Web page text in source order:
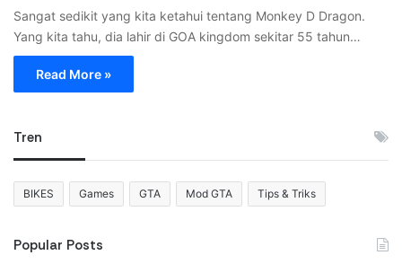
Sangat sedikit yang kita ketahui tentang Monkey D Dragon.
Yang kita tahu, dia lahir di GOA kingdom sekitar 55 tahun…
Read More »
Tren
BIKES Games GTA Mod GTA Tips & Triks
Popular Posts